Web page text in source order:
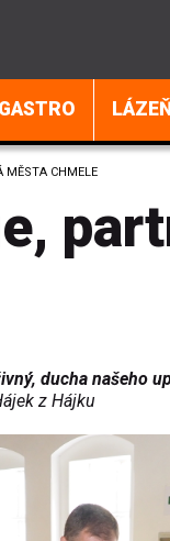
GASTRO
MĚSTA CHMELE
ducha našeho
z Hájku